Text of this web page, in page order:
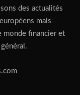
des actualités
mais
monde financier et